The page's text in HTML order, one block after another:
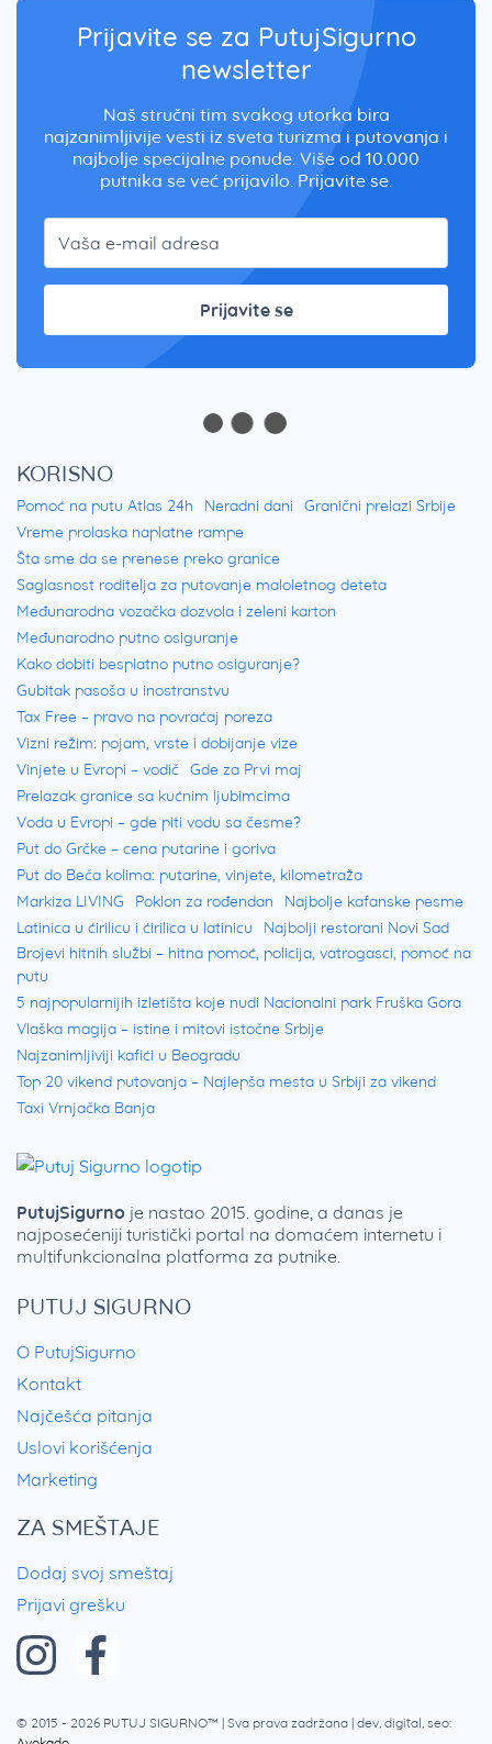
Prijavite se za PutujSigurno
newsletter
Naš stručni tim svakog utorka bira
najzanimljivije vesti iz sveta turizma i putovanja i
najbolje specijalne ponude. Više od 10.000
putnika se već prijavilo. Prijavite se.
Prijavite se
KORISNO
Pomoć na putu Atlas 24h Neradni dani
Granični prelazi Srbije
Vreme prolaska naplatne rampe
Šta sme da se prenese preko granice
Saglasnost roditelja za putovanje maloletnog deteta
Međunarodna vozačka dozvola i zeleni karton
Međunarodno putno osiguranje
Kako dobiti besplatno putno osiguranje?
Gubitak pasoša u inostranstvu
Tax Free – pravo na povraćaj poreza
Vizni režim: pojam, vrste i dobijanje vize
Vinjete u Evropi – vodič Gde za Prvi maj
Prelazak granice sa kućnim ljubimcima
Voda u Evropi – gde piti vodu sa česme?
Put do Grčke – cena putarine i goriva
Put do Beča kolima: putarine, vinjete, kilometraža
Markiza LIVING
Poklon za rođendan
Najbolje kafanske pesme
Latinica u ćirilicu i ćirilica u latinicu
Najbolji restorani Novi Sad
Brojevi hitnih službi – hitna pomoć, policija, vatrogasci, pomoć na
putu
5 najpopularnijih izletišta koje nudi Nacionalni park Fruška Gora
Vlaška magija – istine i mitovi istočne Srbije
Najzanimljiviji kafići u Beogradu
Top 20 vikend putovanja – Najlepša mesta u Srbiji za vikend
Taxi Vrnjačka Banja
PUTUJ SIGURNO
O PutujSigurno
Kontakt
Najčešća pitanja
Uslovi korišćenja
Marketing
ZA SMEŠTAJE
Dodaj svoj smeštaj
Prijavi grešku
PutujSigurno je nastao 2015. godine, a danas je
najposećeniji turistički portal na domaćem internetu i
multifunkcionalna platforma za putnike.
© 2015 - 2026 PUTUJ SIGURNO™ | Sva prava zadržana | dev, digital, seo: